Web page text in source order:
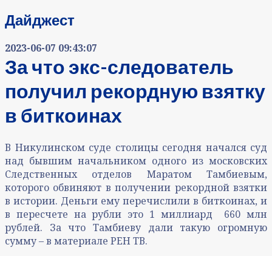
Дайджест
2023-06-07 09:43:07
За что экс-следователь
получил рекордную взятку
в биткоинах
В Никулинском суде столицы сегодня начался суд
над бывшим начальником одного из московских
Следственных отделов Маратом Тамбиевым,
которого обвиняют в получении рекордной взятки
в истории. Деньги ему перечислили в биткоинах, и
в пересчете на рубли это 1 миллиард 660 млн
рублей. За что Тамбиеву дали такую огромную
сумму – в материале РЕН ТВ.